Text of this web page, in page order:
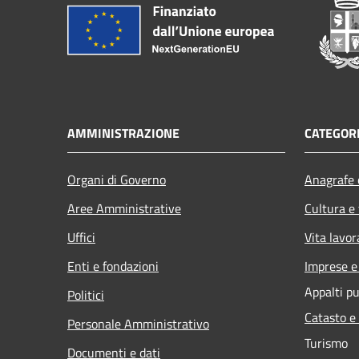
AMMINISTRAZIONE
Organi di Governo
Aree Amministrative
Uffici
Enti e fondazioni
Politici
Personale Amministrativo
Documenti e dati
Cultura
Vita
Imprese
Appalti
Catasto
Turismo